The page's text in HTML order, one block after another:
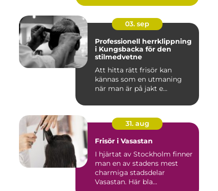
03. sep
Professionell herrklippning
i Kungsbacka för den
stilmedvetne
Att hitta rätt frisör kan
kännas som en utmaning
när man är på jakt e...
31. aug
Frisör i Vasastan
I hjärtat av Stockholm finner
man en av stadens mest
charmiga stadsdelar
Vasastan. Här bla...